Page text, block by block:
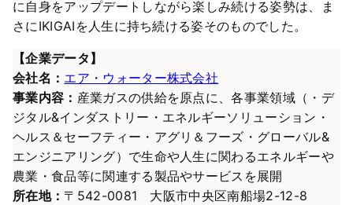
に自身をアップデートしながら楽しみ続ける姿勢は、ま
さにIKIGAIを人生に持ち続ける姿そのものでした。
【企業データ】
会社名： エア・ウォーター株式会社
事業内容： 産業ガスの供給を原点に、各事業領域（・デ
ジタル&インダストリー・エネルギーソリューション・
ヘルス＆セーフティー・アグリ＆フーズ・グローバル&
エンジニアリング）で生命や人生に関わるエネルギーや
農業・食品等に関連する製品やサービスを展開
所在地： 〒542-0081 大阪市中央区南船場2-12-8